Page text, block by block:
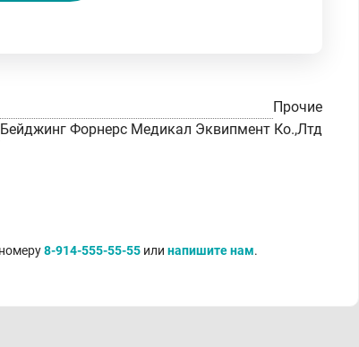
Прочие
Бейджинг Форнерс Медикал Эквипмент Ко.,Лтд
8-914-555-55-55 или напишите нам.